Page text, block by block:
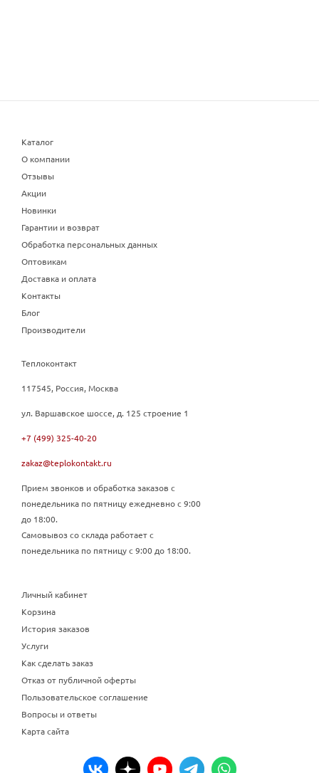
Каталог
О компании
Отзывы
Акции
Новинки
Гарантии и возврат
Обработка персональных данных
Оптовикам
Доставка и оплата
Контакты
Блог
Производители
Теплоконтакт
117545, Россия, Москва
ул. Варшавское шоссе, д. 125 строение 1
+7 (499) 325-40-20
zakaz@teplokontakt.ru
Прием звонков и обработка заказов с
понедельника по пятницу ежедневно с 9:00
до 18:00.
Самовывоз со склада работает с
понедельника по пятницу с 9:00 до 18:00.
Личный кабинет
Корзина
История заказов
Услуги
Как сделать заказ
Отказ от публичной оферты
Пользовательское соглашение
Вопросы и ответы
Карта сайта